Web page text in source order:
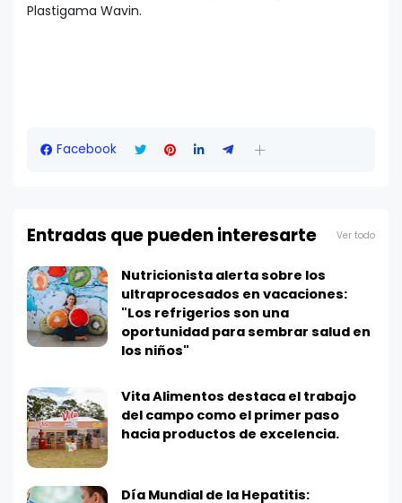
Plastigama Wavin.
Facebook
Entradas que pueden interesarte Ver todo
Nutricionista alerta sobre los
ultraprocesados en vacaciones:
"Los refrigerios son una
oportunidad para sembrar salud en
los niños"
Vita Alimentos destaca el trabajo
del campo como el primer paso
hacia productos de excelencia.
Día Mundial de la Hepatitis: